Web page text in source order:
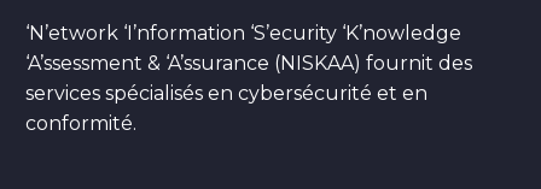
‘N’etwork ‘I’nformation ‘S’ecurity ‘K’nowledge
‘A’ssessment & ‘A’ssurance (NISKAA) fournit des
services spécialisés en cybersécurité et en
conformité.